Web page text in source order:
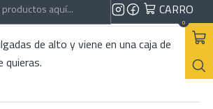
CARRO
0
de alto y viene en una caja de
quieras.